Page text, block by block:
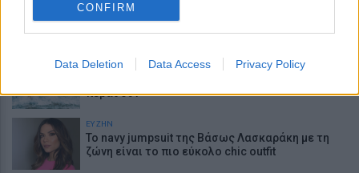
CONFIRM
Data Deletion Data Access Privacy Policy
Μέσα σε αυτό το σπήλαιο θα περπατήσεις
κυριολεκτικά μέσα στο νερό – Η εμπειρία είναι
Ζώδια Εβδομάδας: Αλλαγές, συναντήσεις και
περάσουν
ΕΥ ΖΗΝ
Το navy jumpsuit της Βάσως Λασκαράκη με τη
ζώνη είναι το πιο εύκολο chic outfit